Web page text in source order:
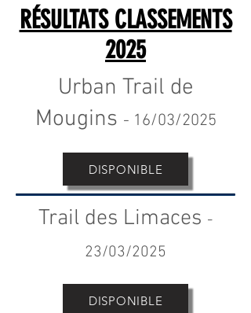
RÉSULTATS CLASSEMENTS
2025
Urban Trail de
Mougins - 16/03/2025
DISPONIBLE
Trail des Limaces -
23/03/2025
DISPONIBLE